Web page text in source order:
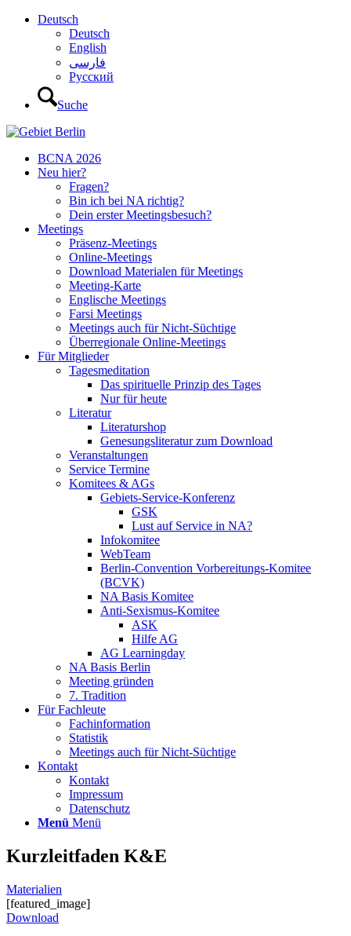
Deutsch
Deutsch
English
فارسی
Русский
Suche
BCNA 2026
Neu hier?
Fragen?
Bin ich bei NA richtig?
Dein erster Meetingsbesuch?
Meetings
Präsenz-Meetings
Online-Meetings
Download Materialen für Meetings
Meeting-Karte
Englische Meetings
Farsi Meetings
Meetings auch für Nicht-Süchtige
Überregionale Online-Meetings
Für Mitglieder
Tagesmeditation
Das spirituelle Prinzip des Tages
Nur für heute
Literatur
Literaturshop
Genesungsliteratur zum Download
Veranstaltungen
Service Termine
Komitees & AGs
Gebiets-Service-Konferenz
GSK
Lust auf Service in NA?
Infokomitee
WebTeam
Berlin-Convention Vorbereitungs-Komitee
(BCVK)
NA Basis Komitee
Anti-Sexismus-Komitee
ASK
Hilfe AG
AG Learningday
NA Basis Berlin
Meeting gründen
7. Tradition
Für Fachleute
Fachinformation
Statistik
Meetings auch für Nicht-Süchtige
Kontakt
Kontakt
Impressum
Datenschutz
Menü Menü
Kurzleitfaden K&E
Materialien
[featured_image]
Download